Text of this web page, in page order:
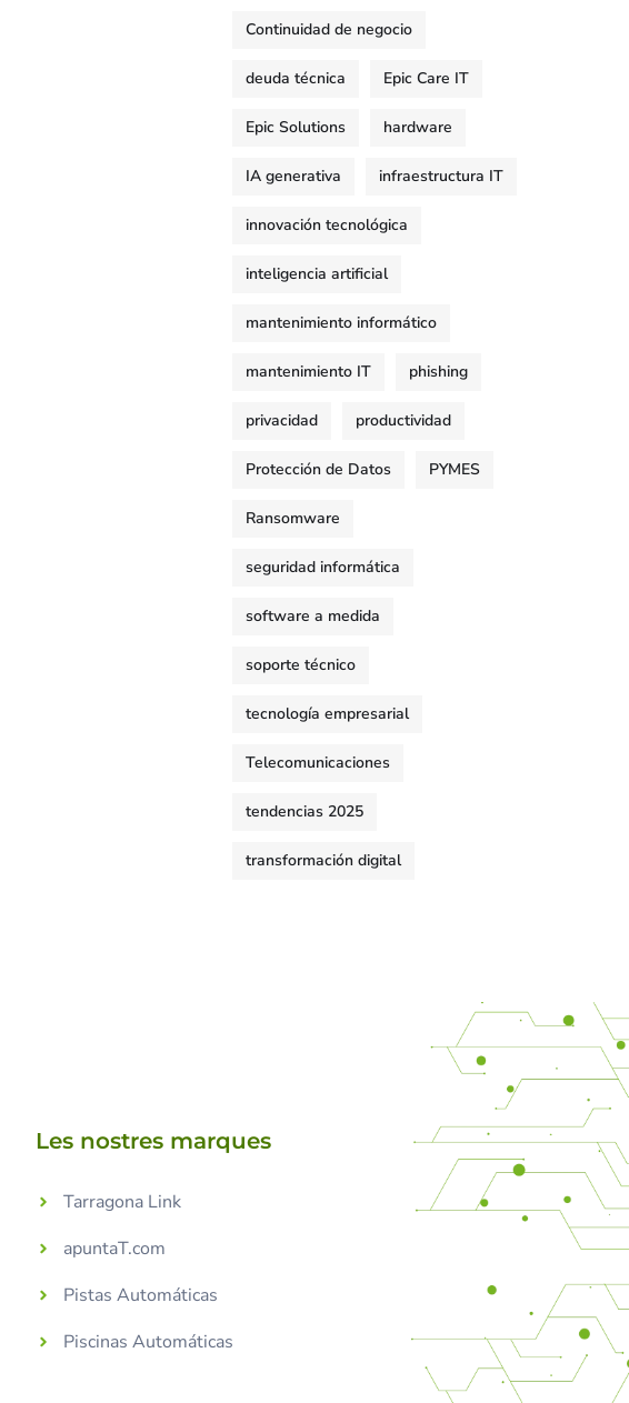
Continuidad de negocio
deuda técnica Epic Care IT
Epic Solutions hardware
IA generativa infraestructura IT
innovación tecnológica
inteligencia artificial
mantenimiento informático
mantenimiento IT phishing
privacidad productividad
Protección de Datos PYMES
Ransomware
seguridad informática
software a medida
soporte técnico
tecnología empresarial
Telecomunicaciones
tendencias 2025
transformación digital
Les nostres marques
Tarragona Link
apuntaT.com
Pistas Automáticas
Piscinas Automáticas